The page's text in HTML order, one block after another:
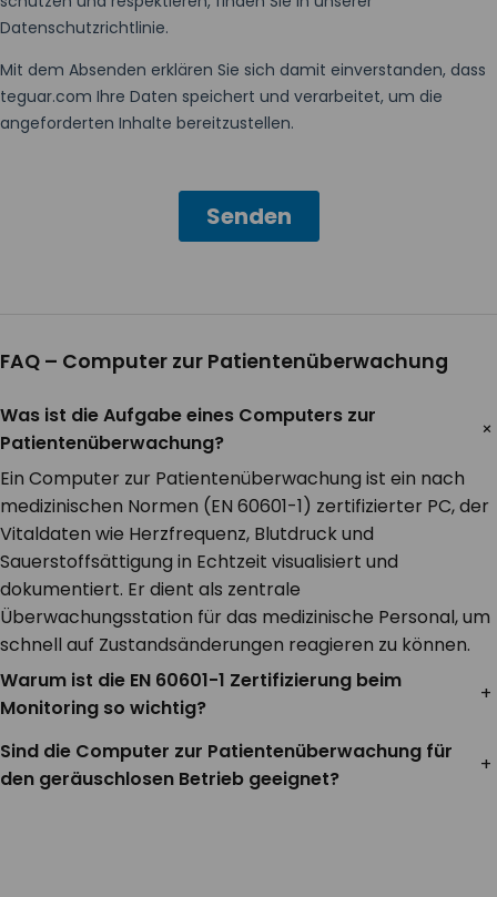
FAQ – Computer zur Patientenüberwachung
Was ist die Aufgabe eines Computers zur
Patientenüberwachung?
Ein Computer zur Patientenüberwachung ist ein nach
medizinischen Normen (EN 60601-1) zertifizierter PC, der
Vitaldaten wie Herzfrequenz, Blutdruck und
Sauerstoffsättigung in Echtzeit visualisiert und
dokumentiert. Er dient als zentrale
Überwachungsstation für das medizinische Personal, um
schnell auf Zustandsänderungen reagieren zu können.
Warum ist die EN 60601-1 Zertifizierung beim
Monitoring so wichtig?
+
Sind die Computer zur Patientenüberwachung für
den geräuschlosen Betrieb geeignet?
+